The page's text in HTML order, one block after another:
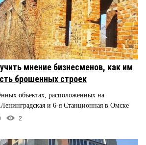
мнение бизнесменов, как им
брошенных строек
объектах, расположенных на
и 6-я Станционная в Омске
2